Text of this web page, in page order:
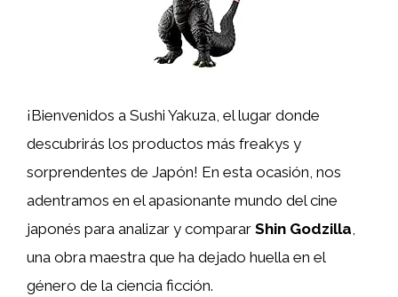
¡Bienvenidos a Sushi Yakuza, el lugar donde
descubrirás los productos más freakys y
sorprendentes de Japón! En esta ocasión, nos
adentramos en el apasionante mundo del cine
japonés para analizar y comparar Shin Godzilla,
una obra maestra que ha dejado huella en el
género de la ciencia ficción.